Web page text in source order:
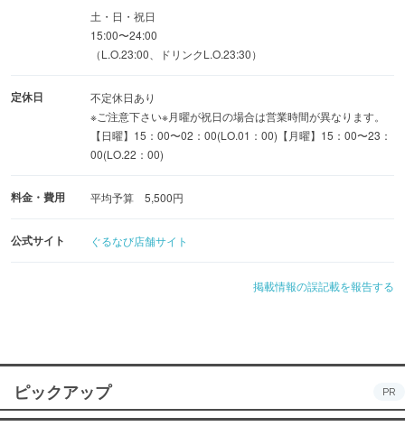
土・日・祝日
15:00〜24:00
（L.O.23:00、ドリンクL.O.23:30）
定休日
不定休日あり
※ご注意下さい※月曜が祝日の場合は営業時間が異なります。
【日曜】15：00〜02：00(LO.01：00)【月曜】15：00〜23：
00(LO.22：00)
料金・費用 平均予算 5,500円
公式サイト ぐるなび店舗サイト
掲載情報の誤記載を報告する
ピックアップ PR